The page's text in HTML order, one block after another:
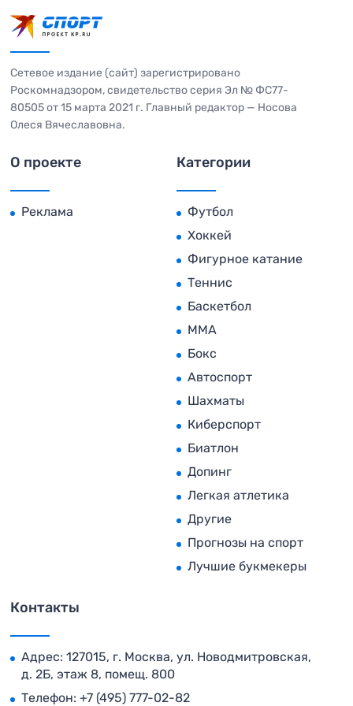
Сетевое издание (сайт) зарегистрировано
Роскомнадзором, свидетельство серия Эл № ФС77-
80505 от 15 марта 2021 г. Главный редактор — Носова
Олеся Вячеславовна.
О проекте
Реклама
Категории
Футбол
Хоккей
Фигурное катание
Теннис
Баскетбол
MMA
Бокс
Автоспорт
Шахматы
Киберспорт
Биатлон
Допинг
Легкая атлетика
Другие
Прогнозы на спорт
Лучшие букмекеры
Контакты
Адрес: 127015, г. Москва, ул. Новодмитровская,
д. 2Б, этаж 8, помещ. 800
Телефон: +7 (495) 777-02-82